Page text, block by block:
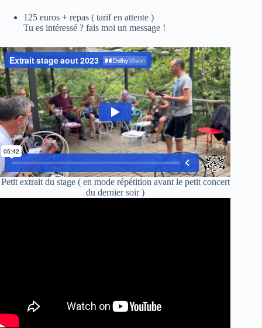
125 euros + repas ( tarif en attente )
Tu es intéressé ? fais moi un message !
Petit extrait du stage ( en mode répétition avant le petit concert
du dernier soir )